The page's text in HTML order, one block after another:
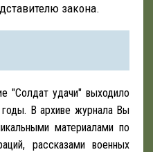
закона.
"Солдат удачи" выходило
В архиве журнала Вы
материалами по
рассказами военных